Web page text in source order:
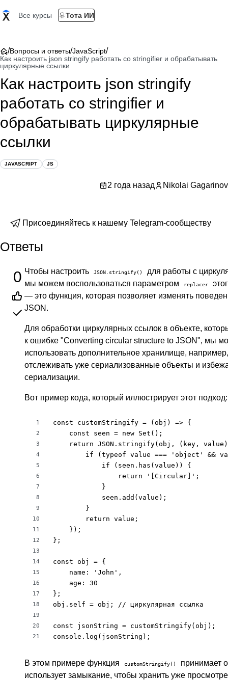
Все курсы Тота ИИ
/Вопросы и ответы/JavaScript/
Как настроить json stringify работать со stringifier и обрабатывать
циркулярные ссылки
Как настроить json stringify
работать со stringifier и
обрабатывать циркулярные
ссылки
JAVASCRIPT JS
2 года назад Nikolai Gagarinov
Присоединяйтесь к нашему Telegram-сообществу
Ответы
0 Чтобы настроить JSON.stringify()
для работы с
мы можем воспользоваться параметром
replacer
— это функция, которая позволяет изменять
JSON.
Для обработки циркулярных ссылок в объекте,
к ошибке "Converting circular structure to JSON", мы
использовать дополнительное хранилище,
отслеживать уже сериализованные объекты и
сериализации.
Вот пример кода, который иллюстрирует этот подход:
1
2
3
4
5
6
7
8
9
10
11
12
13
14
15
16
17
18
19
20
21
const customStringify = (obj) => {
    const seen = new Set();
return JSON.stringify(obj, (key,
if (typeof value === 'object' &&
            if (seen.has(value)) {
                return '[Circular]';
            }
            seen.add(value);
        }
        return value;
    });
};
const obj = {
    name: 'John',
    age: 30
};
obj.self = obj; // циркулярная ссылка
const jsonString = customStringify(obj);
console.log(jsonString);
В этом примере функция customStringify()
принимает
использует замыкание, чтобы хранить уже